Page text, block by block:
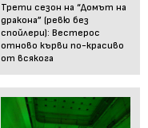
Трети сезон на “Домът на
дракона” (ревю без
спойлери): Вестерос
отново кърви по-красиво
от всякога